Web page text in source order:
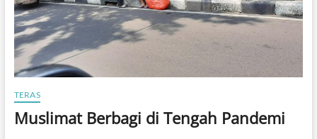
TERAS
Muslimat Berbagi di Tengah Pandemi